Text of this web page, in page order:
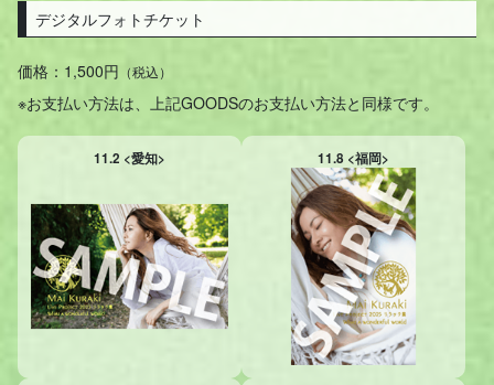
デジタルフォトチケット
価格：1,500円 （税込）
※お支払い方法は、上記GOODSのお支払い方法と同様です。
11.2 <愛知> 11.8 <福岡>